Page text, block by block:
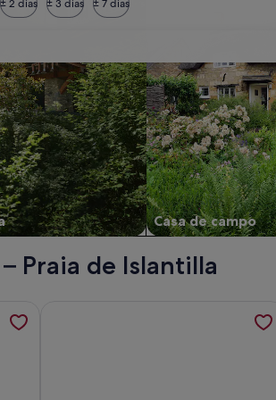
± 2 dias ± 3 dias ± 7 dias
Casa de campo
Praia de Islantilla